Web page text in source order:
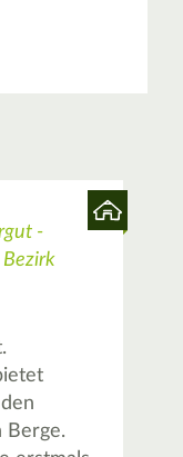
-
Berge.